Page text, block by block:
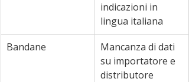
indicazioni in
lingua italiana
Bandane
Mancanza di dati
su importatore e
distributore